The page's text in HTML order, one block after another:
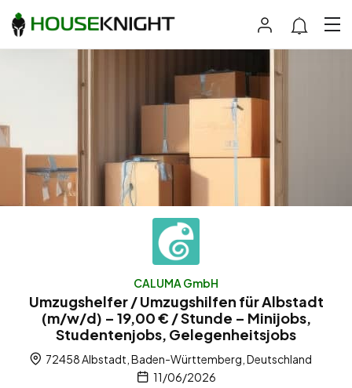
CALUMA GmbH
Umzugshelfer / Umzugshilfen für Albstadt
(m/w/d) – 19,00 € / Stunde – Minijobs,
Studentenjobs, Gelegenheitsjobs
72458 Albstadt, Baden-Württemberg, Deutschland
11/06/2026